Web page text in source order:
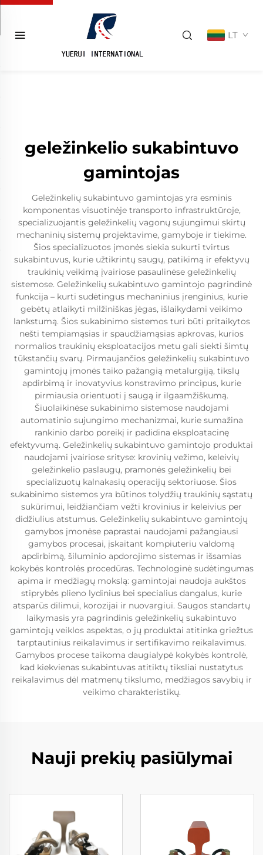
LT
geležinkelio sukabintuvo
gamintojas
Geležinkelių sukabintuvo gamintojas yra esminis
komponentas visuotinėje transporto infrastruktūroje,
specializuojantis geležinkelių vagonų sujungimui skirtų
mechaninių sistemų projektavime, gamyboje ir tiekime.
Šios specializuotos įmonės siekia sukurti tvirtus
sukabintuvus, kurie užtikrintų saugų, patikimą ir efektyvų
traukinių veikimą įvairiose pasaulinėse geležinkelių
sistemose. Geležinkelių sukabintuvo gamintojo pagrindinė
funkcija – kurti sudėtingus mechaninius įrenginius, kurie
gebėtų atlaikyti milžiniškas jėgas, išlaikydami veikimo
lankstumą. Šios sukabinimo sistemos turi būti pritaikytos
nešti tempiamąsias ir spaudžiamąsias apkrovas, kurios
normalios traukinių eksploatacijos metu gali siekti šimtų
tūkstančių svarų. Pirmaujančios geležinkelių sukabintuvo
gamintojų įmonės taiko pažangią metalurgiją, tikslų
apdirbimą ir inovatyvius konstravimo principus, kurie
pirmiausia orientuoti į saugą ir ilgaamžiškumą.
Šiuolaikinėse sukabinimo sistemose naudojami
automatinio sujungimo mechanizmai, kurie sumažina
rankinio darbo poreikį ir padidina eksploatacinę
efektyvumą. Geležinkelių sukabintuvo gamintojo produktai
naudojami įvairiose srityse: krovinių vežimo, keleivių
geležinkelio paslaugų, pramonės geležinkelių bei
specializuotų kalnakasių operacijų sektoriuose. Šios
sukabinimo sistemos yra būtinos tolydžių traukinių sąstatų
sukūrimui, leidžiančiam vežti krovinius ir keleivius per
didžiulius atstumus. Geležinkelių sukabintuvo gamintojų
gamybos įmonėse paprastai naudojami pažangiausi
gamybos procesai, įskaitant kompiuteriu valdomą
apdirbimą, šiluminio apdorojimo sistemas ir išsamias
kokybės kontrolės procedūras. Technologinė sudėtingumas
apima ir medžiagų mokslą: gamintojai naudoja aukštos
stiprybės plieno lydinius bei specialius dangalus, kurie
atsparūs dilimui, korozijai ir nuovargiui. Saugos standartų
laikymasis yra pagrindinis geležinkelių sukabintuvo
gamintojų veiklos aspektas, o jų produktai atitinka griežtus
tarptautinius reikalavimus ir sertifikavimo reikalavimus.
Gamybos procese taikoma daugialypė kokybės kontrolė,
kad kiekvienas sukabintuvas atitiktų tiksliai nustatytus
reikalavimus dėl matmenų tikslumo, medžiagos savybių ir
veikimo charakteristikų.
Nauji prekių pasiūlymai